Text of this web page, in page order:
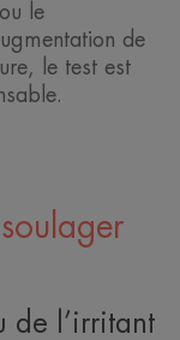
le
de
le test est
de l’irritant